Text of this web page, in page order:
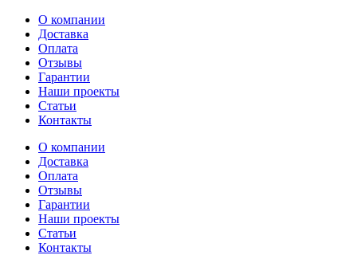
Перейти
содержимому
О компании
Доставка
Оплата
Отзывы
Гарантии
Наши проекты
Статьи
Контакты
О компании
Доставка
Оплата
Отзывы
Гарантии
Наши проекты
Статьи
Контакты